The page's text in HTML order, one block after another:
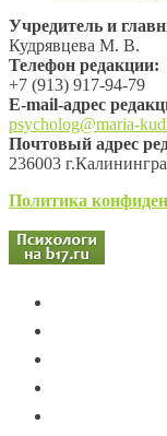
Учредитель и
Кудрявцева М. В.
Телефон редакции:
+7 (913) 917-94-79
Е-mail-адрес
psycholog@maria-
Почтовый адрес
236003
Политика